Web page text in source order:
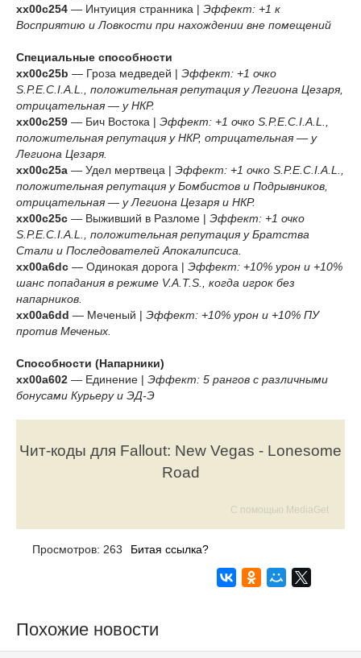
xx00c254 — Интуиция странника | Эффект: +1 к
Восприятию и Ловкости при нахождении вне помещений
Специальные способности
xx00c25b — Гроза медведей | Эффект: +1 очко
S.P.E.C.I.A.L., положительная репутация у Легиона Цезаря,
отрицательная — у НКР.
xx00c259 — Бич Востока | Эффект: +1 очко S.P.E.C.I.A.L.,
положительная репутация у НКР, отрицательная — у
Легиона Цезаря.
xx00с25a — Удел мертвеца | Эффект: +1 очко S.P.E.C.I.A.L.,
положительная репутация у Бомбистов и Подрывников,
отрицательная — у Легиона Цезаря и НКР.
xx00c25c — Выживший в Разломе | Эффект: +1 очко
S.P.E.C.I.A.L., положительная репутация у Братства
Стали и Последователей Апокалипсиса.
xx00a6dc — Одинокая дорога | Эффект: +10% урон и +10%
шанс попадания в режиме V.A.T.S., когда игрок без
напарников.
xx00a6dd — Меченый | Эффект: +10% урон и +10% ПУ
против Меченых.
Способности (Напарники)
xx00a602 — Единение | Эффект: 5 рангов с различными
бонусами Курьеру и ЭД-Э
Чит-коды для Fallout: New Vegas - Lonesome
Road
С помощью MediaGet
Просмотров: 263 Битая ссылка?
Похожие новости